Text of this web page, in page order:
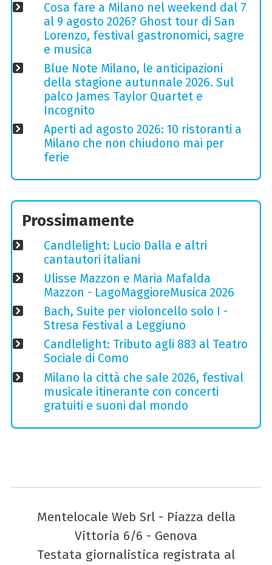
Cosa fare a Milano nel weekend dal 7
al 9 agosto 2026? Ghost tour di San
Lorenzo, festival gastronomici, sagre
e musica
Blue Note Milano, le anticipazioni
della stagione autunnale 2026. Sul
palco James Taylor Quartet e
Incognito
Aperti ad agosto 2026: 10 ristoranti a
Milano che non chiudono mai per
ferie
Prossimamente
Candlelight: Lucio Dalla e altri
cantautori italiani
Ulisse Mazzon e Maria Mafalda
Mazzon - LagoMaggioreMusica 2026
Bach, Suite per violoncello solo I -
Stresa Festival a Leggiuno
Candlelight: Tributo agli 883 al Teatro
Sociale di Como
Milano la città che sale 2026, festival
musicale itinerante con concerti
gratuiti e suoni dal mondo
Mentelocale Web Srl - Piazza della
Vittoria 6/6 - Genova
Testata giornalistica registrata al